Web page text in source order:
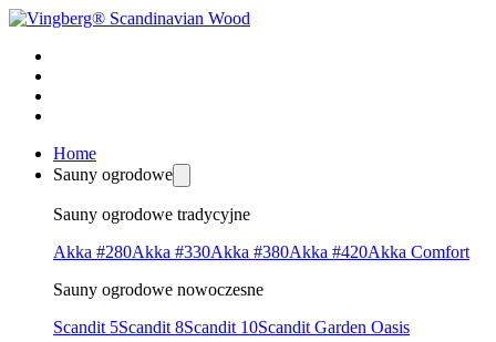
Home
Sauny ogrodowe
Sauny ogrodowe tradycyjne
Akka #280Akka #330Akka #380Akka #420Akka Comfort
Sauny ogrodowe nowoczesne
Scandit 5Scandit 8Scandit 10Scandit Garden Oasis